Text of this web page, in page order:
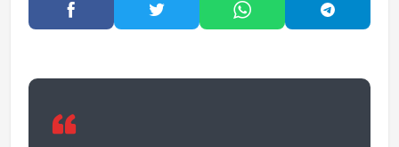
Facebook'ta PaylaşTwitter'da PaylaşWhatsApp'ta Paylaş